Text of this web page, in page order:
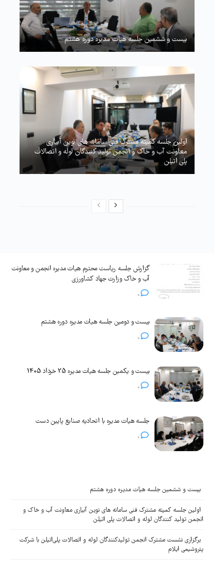
بیست و ششمین جلسه هیات مدیره دوره هشتم
اولین جلسه کمیته مشترک فنی سامانه های نوین آبیاری
معاونت آب و خاک و انجمن تولید کنندگان لوله و اتصالات
پلی اتیلن
گزارش جلسه ریاست محترم هیات مدیره انجمن و معاونت
آب و خاک وزارت جهاد کشاورزی
0
بیست و دومین جلسه هیات مدیره دوره هشتم
0
بیست و یکمین جلسه هیات مدیره 25 خرداد 1405
0
جلسه هیات مدیره با اتحادیه صنایع پایین دست
0
بیست و ششمین جلسه هیات مدیره دوره هشتم
اولین جلسه کمیته مشترک فنی سامانه های نوین آبیاری معاونت آب و خاک و
انجمن تولید کنندگان لوله و اتصالات پلی اتیلن
برگزاری نشست مشترک انجمن تولیدکنندگان لوله و اتصالات پلی‌اتیلن با شرکت
پتروشیمی ایلام